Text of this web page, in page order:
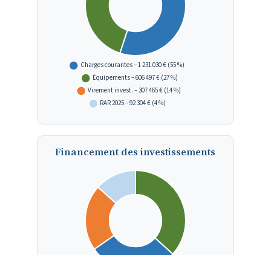
Financement des investissements